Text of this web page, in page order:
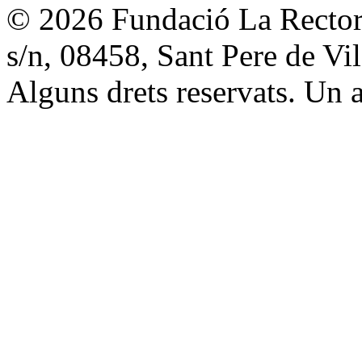
© 2026 Fundació La
s/n, 08458, Sant Pere de
Alguns drets reservats. Un